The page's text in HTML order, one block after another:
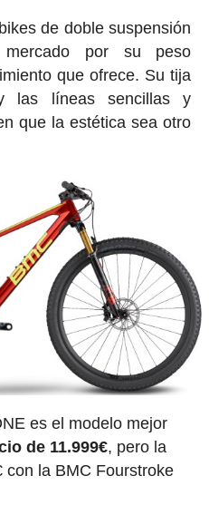
de doble suspensión
mercado por su peso
que ofrece. Su tija
las líneas sencillas y
que la estética sea otro
es el modelo mejor
de 11.999€, pero la
con la BMC Fourstroke